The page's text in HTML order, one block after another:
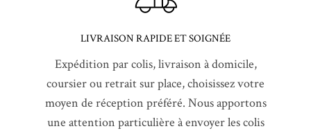
LIVRAISON RAPIDE ET SOIGNÉE
Expédition par colis, livraison à domicile,
coursier ou retrait sur place, choisissez votre
moyen de réception préféré. Nous apportons
une attention particulière à envoyer les colis